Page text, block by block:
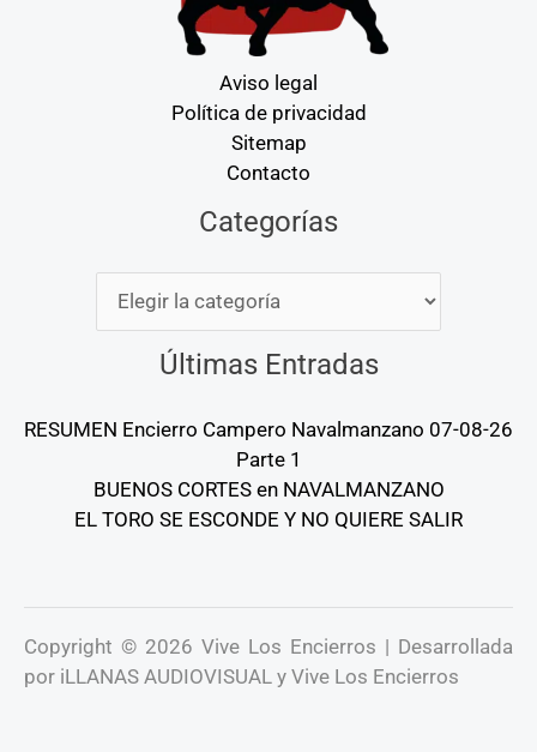
Aviso legal
Política de privacidad
Sitemap
Contacto
Categorías
Últimas Entradas
RESUMEN Encierro Campero Navalmanzano 07-08-26
Parte 1
BUENOS CORTES en NAVALMANZANO
EL TORO SE ESCONDE Y NO QUIERE SALIR
Copyright © 2026 Vive Los Encierros | Desarrollada
por iLLANAS AUDIOVISUAL y Vive Los Encierros